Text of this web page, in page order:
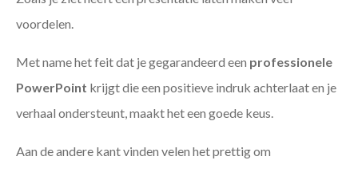
voordelen.
Met name het feit dat je gegarandeerd een professionele
PowerPoint krijgt die een positieve indruk achterlaat en je
verhaal ondersteunt, maakt het een goede keus.
Aan de andere kant vinden velen het prettig om